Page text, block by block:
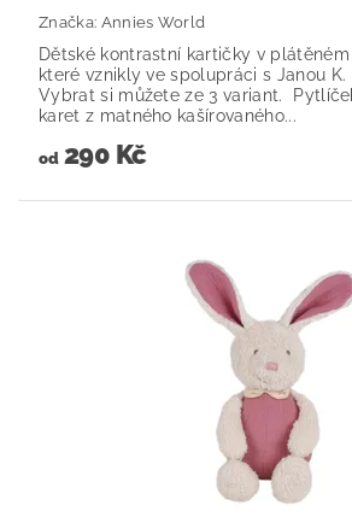
Značka: Annies World
Dětské kontrastní kartičky v
které vznikly ve spolupráci s Janou K.
Vybrat si můžete ze 3 variant.
karet z matného kašírovaného...
od290 Kč